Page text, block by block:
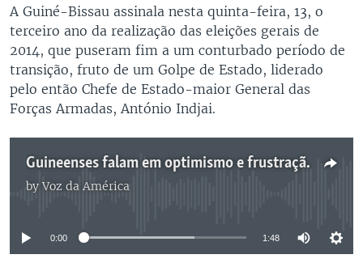
A Guiné-Bissau assinala nesta quinta-feira, 13, o
terceiro ano da realização das eleições gerais de
2014, que puseram fim a um conturbado período de
transição, fruto de um Golpe de Estado, liderado
pelo então Chefe de Estado-maior General das
Forças Armadas, António Indjai.
Guineenses falam em optimismo e frustração três anos após as eleições
byVoz da América
No media source currently available
0:00 1:48